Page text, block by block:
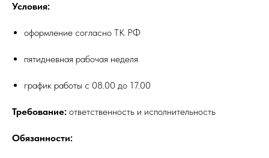
Условия:
оформление согласно ТК РФ
пятидневная рабочая неделя
график работы с 08.00 до 17.00
Требование: ответственность и исполнительность
Обязанности: